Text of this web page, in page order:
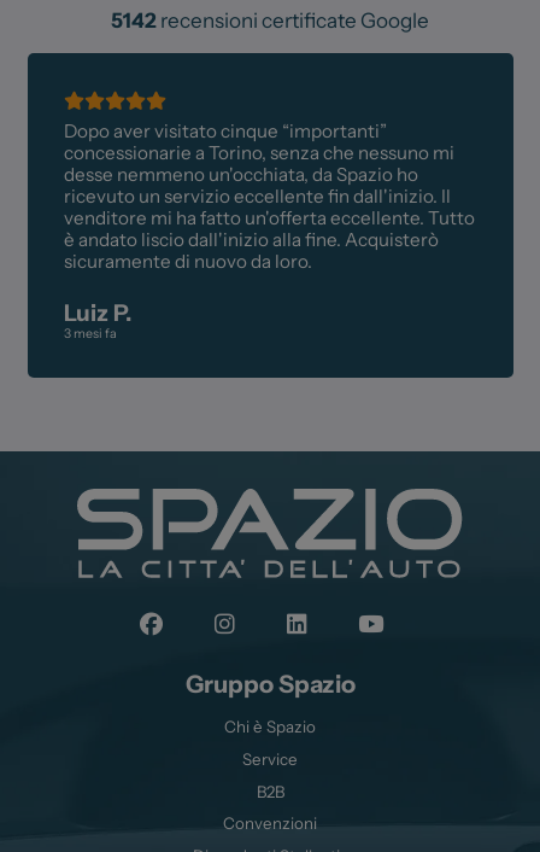
5142recensioni certificate Google
Dopo aver visitato cinque “importanti”
concessionarie a Torino, senza che nessuno mi
desse nemmeno un'occhiata, da Spazio ho
ricevuto un servizio eccellente fin dall'inizio. Il
venditore mi ha fatto un'offerta eccellente. Tutto
è andato liscio dall'inizio alla fine. Acquisterò
sicuramente di nuovo da loro.
Luiz P.
3 mesi fa
Gruppo Spazio
Chi è Spazio
Service
B2B
Convenzioni